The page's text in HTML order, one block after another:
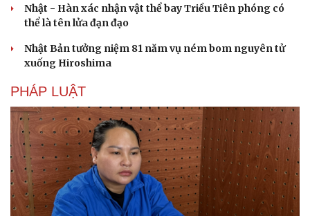
Nhật - Hàn xác nhận vật thể bay Triều Tiên phóng có
thể là tên lửa đạn đạo
Nhật Bản tưởng niệm 81 năm vụ ném bom nguyên tử
xuống Hiroshima
PHÁP LUẬT